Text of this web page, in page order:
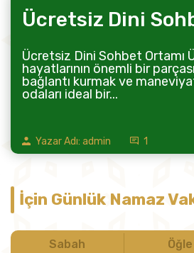
Ücretsiz Dini
Ücretsiz Dini Sohbet Ortamı
hayatlarının önemli bir
bağlantı kurmak ve
odaları ideal bir...
Yazar Adı: admin 1
İçin Günlük Namaz
Sabah Öğle